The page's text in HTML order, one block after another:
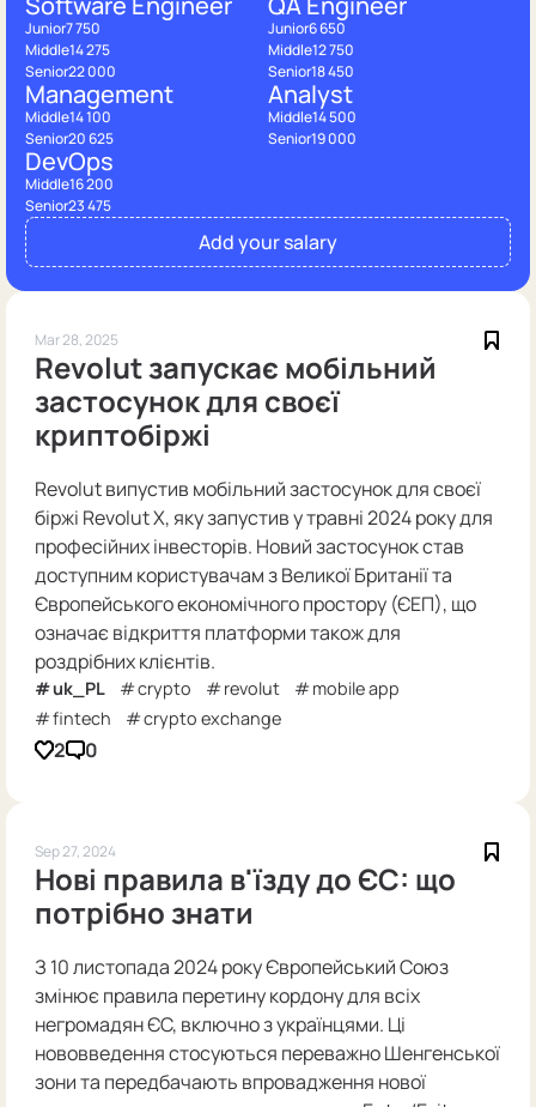
Junior7 750
Middle14 275
Senior22 000
Junior6 650
Middle12 750
Senior18 450
Management
Middle14 100
Senior20 625
Analyst
Middle14 500
Senior19 000
DevOps
Middle16 200
Senior23 475
Add your salary
Mar 28, 2025
Revolut запускає мобільний
застосунок для своєї
криптобіржі
Revolut випустив мобільний застосунок для своєї
біржі Revolut X, яку запустив у травні 2024 року для
професійних інвесторів. Новий застосунок став
доступним користувачам з Великої Британії та
Європейського економічного простору (ЄЕП), що
означає відкриття платформи також для
роздрібних клієнтів.
uk_PL crypto revolut
mobile app
fintech
crypto exchange
2 0
Sep 27, 2024
Нові правила в'їзду до ЄС: що
потрібно знати
З 10 листопада 2024 року Європейський Союз
змінює правила перетину кордону для всіх
негромадян ЄС, включно з українцями. Ці
нововведення стосуються переважно Шенгенської
зони та передбачають впровадження нової